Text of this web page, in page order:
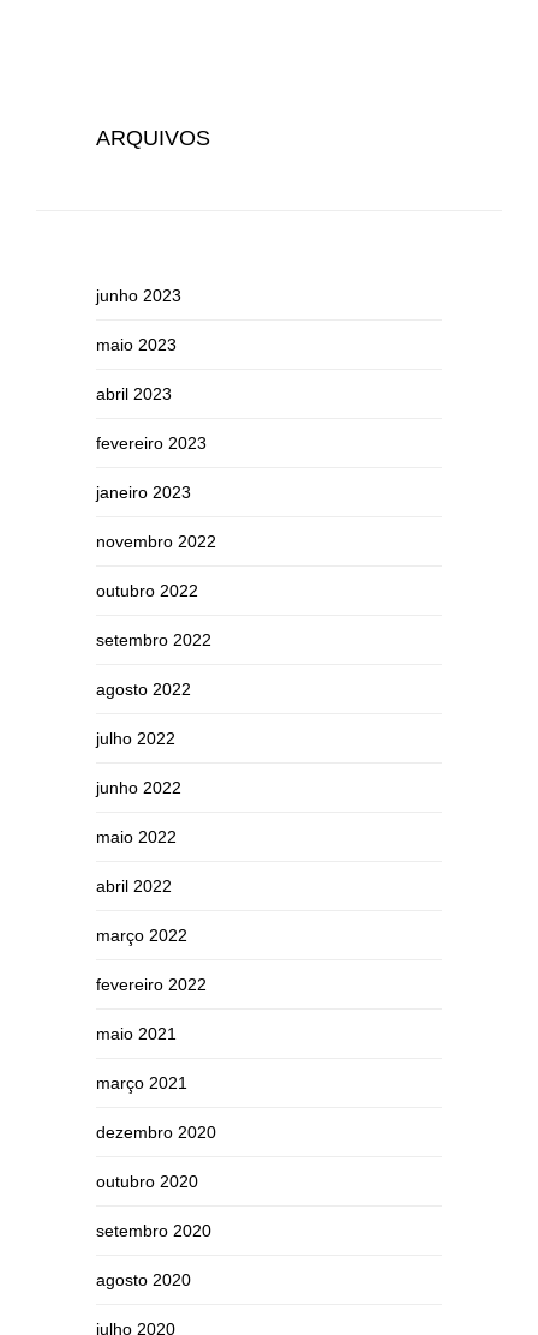
ARQUIVOS
junho 2023
maio 2023
abril 2023
fevereiro 2023
janeiro 2023
novembro 2022
outubro 2022
setembro 2022
agosto 2022
julho 2022
junho 2022
maio 2022
abril 2022
março 2022
fevereiro 2022
maio 2021
março 2021
dezembro 2020
outubro 2020
setembro 2020
agosto 2020
julho 2020